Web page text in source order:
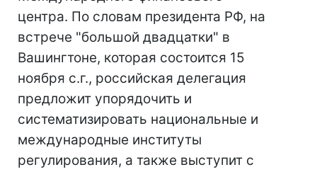
центра. По словам президента РФ, на
встрече "большой двадцатки" в
Вашингтоне, которая состоится 15
ноября с.г., российская делегация
предложит упорядочить и
систематизировать национальные и
международные институты
регулирования, а также выступит с